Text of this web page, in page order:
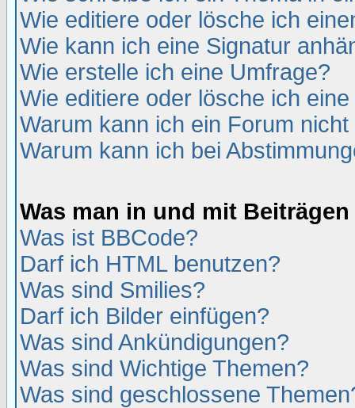
Wie editiere oder lösche ich
Wie kann ich eine Signatur
Wie erstelle ich eine Umfrage?
Wie editiere oder lösche ich
Warum kann ich ein Forum
Warum kann ich bei
Was man in und mit
Was ist BBCode?
Darf ich HTML benutzen?
Was sind Smilies?
Darf ich Bilder einfügen?
Was sind Ankündigungen?
Was sind Wichtige Themen?
Was sind geschlossene